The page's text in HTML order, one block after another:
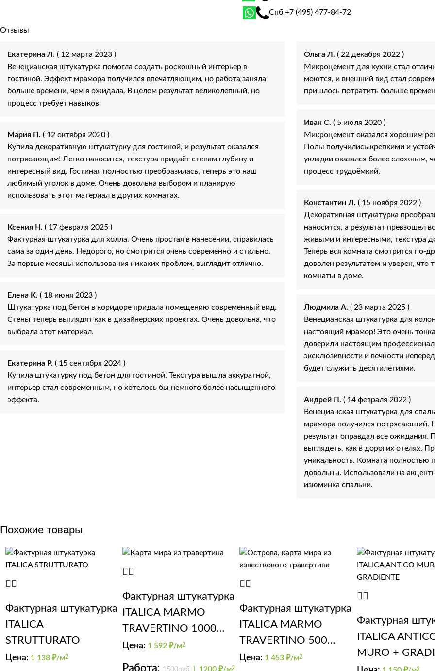
Спб:+7 (495) 477-84-72
Отзывы
Екатерина Л. ( 12 марта 2023 )
Венецианская штукатурка помогла создать роскошный интерьер в
гостиной. Эффект мрамора получился впечатляющим, но работа заняла
больше времени, чем я ожидала. В целом результат великолепный, но
процесс требует навыков.
Мария П. ( 12 октября 2020 )
Купила декоративную штукатурку для гостиной, и результат оказался
потрясающим! Легко наносится, текстура придаёт стенам глубину и
интересный вид. Гостиная полностью преобразилась, теперь это наш
любимый уголок в доме. Очень довольна выбором и планирую
использовать этот материал в других комнатах.
Ксения Н. ( 17 февраля 2025 )
Фактурная штукатурка для холла. Очень простая в нанесении, справилась
сама за один день. Недорого, но смотрится очень современно и стильно.
За первые месяцы использования никаких проблем, выглядит отлично.
Елена К. ( 18 июня 2023 )
Штукатурка под бетон в коридоре придала помещению современный вид.
Стены теперь выглядят как в дизайнерских проектах. Очень довольна, что
выбрала этот материал.
Екатерина Р. ( 15 сентября 2024 )
Купила штукатурку под бетон для гостиной. Текстура вышла аккуратной,
интерьер стал современным, но хотелось бы немного более насыщенного
эффекта.
Ольга Л. ( 22 декабря 2022 )
Микроцемент для кухни стал
моются, и внешний вид стал
пришлось потратить больше
Иван С. ( 5 июля 2020 )
Микроцемент оказался хорошим
Полы получились крепкими и
укладки оказался более сложным,
процесс трудоёмкий.
Константин Л. ( 15 ноября 2022 )
Декоративная штукатурка
наносится, а результат превзошел
живыми и интересными, текстура
Теперь вся комната смотрится по-
доволен результатом и уверен,
комнаты в доме.
Людмила А. ( 23 марта 2025 )
Венецианская штукатурка для
настоящий мрамор! Это очень
доверили настоящим
эксклюзивности и вечности
будет служить десятилетиями.
Андрей П. ( 14 февраля 2022 )
Венецианская штукатурка для
мрамора получился потрясающий.
результат оправдал все ожидания.
выглядеть, как в дорогих отелях.
уникальность. Комната полностью
довольны. Использовали на
изюминка спальни.
Похожие товары
Фактурная штукатурка
ITALICA
STRUTTURATO
Цена: 1 138 ₽/м2
Фактурная штукатурка
ITALICA MARMO
TRAVERTINO 1000
(эффект карта мира)
Цена: 1 592₽/м2
Работа:1500руб 1200 ₽/м2
Фактурная штукатурка
ITALICA MARMO
TRAVERTINO 500
(карта мира)
Цена: 1 453₽/м2
Фактурная
ITALICA
MURO +
2